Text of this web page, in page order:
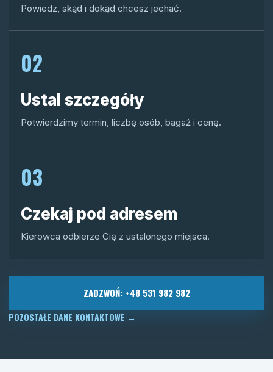
Powiedz, skąd i dokąd chcesz jechać.
02
Ustal szczegóły
Potwierdzimy termin, liczbę osób, bagaż i cenę.
03
Czekaj pod adresem
Kierowca odbierze Cię z ustalonego miejsca.
ZADZWOŃ: +48 531 982 982
POZOSTAŁE DANE KONTAKTOWE →